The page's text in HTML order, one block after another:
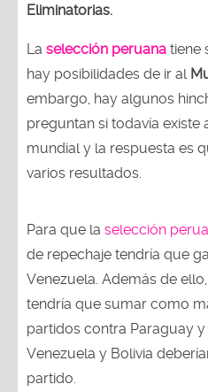
Eliminatorias.
La selección peruana tiene
hay posibilidades de ir al
embargo, hay algunos
preguntan si todavía existe
mundial y la respuesta es
varios resultados.
Para que la selección
de repechaje tendría que
Venezuela. Además de
tendría que sumar como
partidos contra Paraguay
Venezuela y Bolivia
partido.